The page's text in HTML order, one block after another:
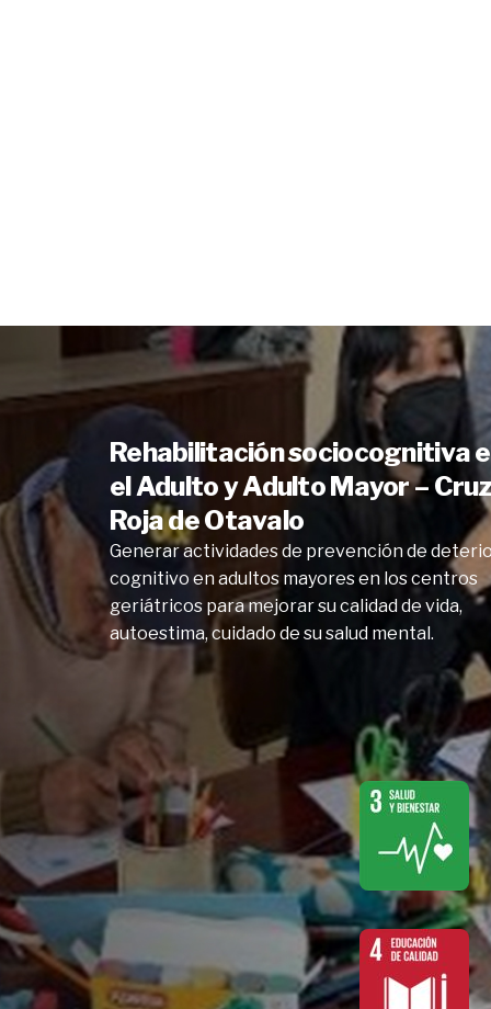
Rehabilitación sociocognitiva
el Adulto y Adulto Mayor –
Roja de Otavalo
Generar actividades de prevención de
cognitivo en adultos mayores en los centros
geriátricos para mejorar su calidad de vida,
autoestima, cuidado de su salud mental.